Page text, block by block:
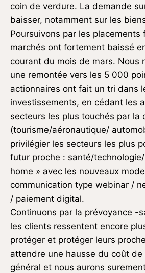
coin de verdure. La demande
baisser, notamment sur les
Poursuivons par les placements
marchés ont fortement baissé
courant du mois de mars. Nous
une remontée vers les 5 000
actionnaires ont fait un tri dans
investissements, en cédant les
secteurs les plus touchés par la
(tourisme/aéronautique/
privilégier les secteurs les plus
futur proche : santé/
home » avec les nouveaux
communication type webinar /
/ paiement digital.
Continuons par la prévoyance -
les clients ressentent encore
protéger et protéger leurs
attendre une hausse du coût de
général et nous aurons